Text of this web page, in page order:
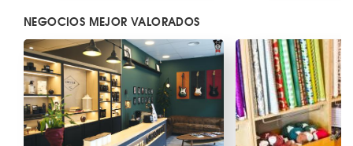
NEGOCIOS MEJOR VALORADOS